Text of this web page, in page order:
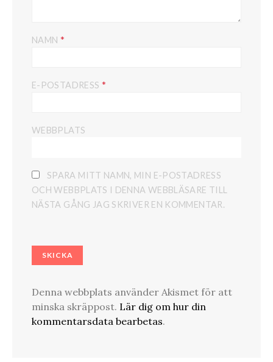
NAMN *
E-POSTADRESS *
WEBBPLATS
SPARA MITT NAMN, MIN E-POSTADRESS
OCH WEBBPLATS I DENNA WEBBLÄSARE TILL
NÄSTA GÅNG JAG SKRIVER EN KOMMENTAR.
Denna webbplats använder Akismet för att
minska skräppost. Lär dig om hur din
kommentarsdata bearbetas.